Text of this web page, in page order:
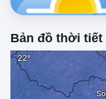
Bản đồ thời tiết